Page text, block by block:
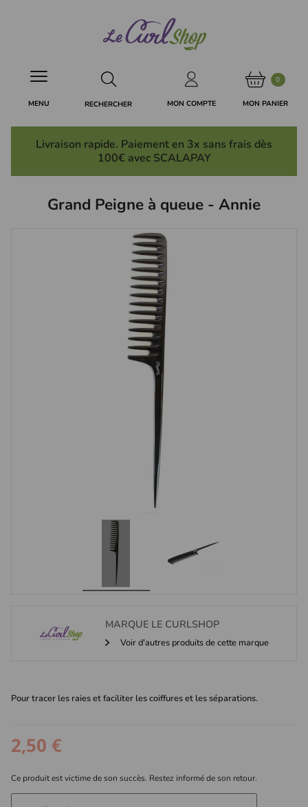
MON COMPTE
0
MON PANIER
RECHERCHER
MENU
Livraison rapide. Paiement en 3x sans frais dès
100€ avec SCALAPAY
Grand Peigne à queue - Annie
MARQUE LE CURLSHOP
Voir d'autres produits de cette marque
Pour tracer les raies et faciliter les coiffures et les séparations.
2,50 €
Ce produit est victime de son succès. Restez informé de son retour.